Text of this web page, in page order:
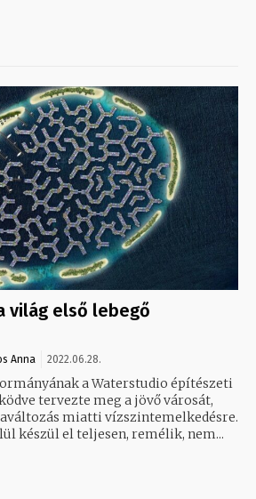
világ első lebegő
Anna 2022.06.28.
a Waterstudio építészeti
tervezte meg a jövő városát,
miatti vízszintemelkedésre.
készül el teljesen, remélik, nem...